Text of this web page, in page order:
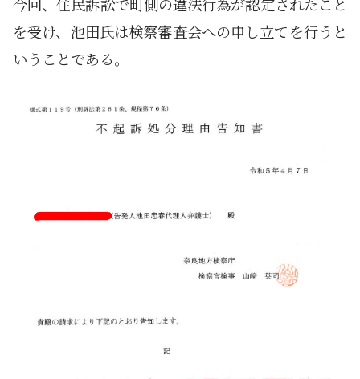
今回、住民訴訟で町側の違法行為が認定されたこと
を受け、池田氏は検察審査会への申し立てを行うと
いうことである。